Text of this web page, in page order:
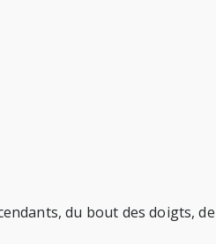
du bout des doigts,